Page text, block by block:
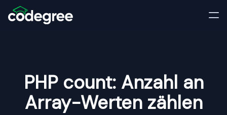
PHP count: Anzahl an
Array-Werten zählen